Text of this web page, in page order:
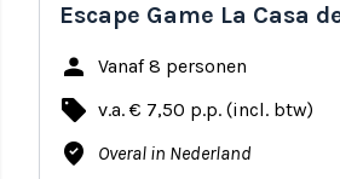
Escape Game La Casa
person Vanaf 8 personen
local_offer v.a. € 7,50 p.p. (incl. btw)
where_to_vote Overal in Nederland